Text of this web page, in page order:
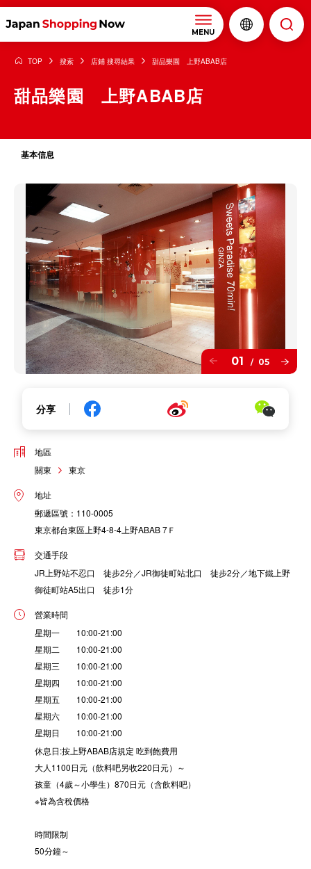
MENU
TOP 搜索 店鋪 搜尋結果 甜品樂園 上野ABAB店
甜品樂園 上野ABAB店
基本信息
01 / 05
分享
地區
關東
東京
地址
郵遞區號：110-0005
東京都台東區上野4-8-4上野ABAB 7Ｆ
交通手段
JR上野站不忍口 徒步2分／JR御徒町站北口 徒步2分／地下鐵上野
御徒町站A5出口 徒步1分
營業時間
星期一 10:00-21:00
星期二 10:00-21:00
星期三 10:00-21:00
星期四 10:00-21:00
星期五 10:00-21:00
星期六 10:00-21:00
星期日 10:00-21:00
休息日:按上野ABAB店規定 吃到飽費用
大人1100日元（飲料吧另收220日元）～
孩童（4歲～小學生）870日元（含飲料吧）
※皆為含稅價格
時間限制
50分鐘～